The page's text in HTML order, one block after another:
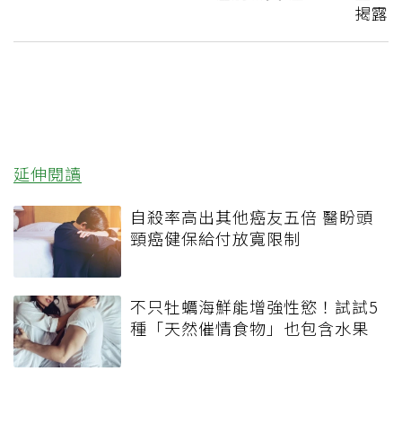
揭露
延伸閱讀
自殺率高出其他癌友五倍 醫盼頭
頸癌健保給付放寬限制
不只牡蠣海鮮能增強性慾！試試5
種「天然催情食物」也包含水果